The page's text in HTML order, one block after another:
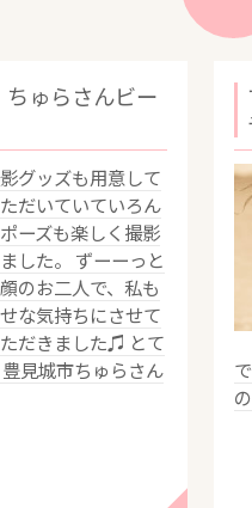
ゅらさんビー
グッズも用意して
だいていていろん
ーズも楽しく撮影
した。 ずーーっと
のお二人で、私も
な気持ちにさせて
だきました♫ とて
見城市ちゅらさん